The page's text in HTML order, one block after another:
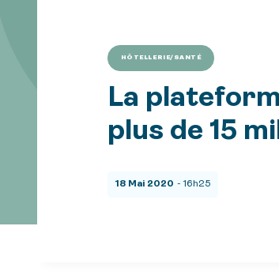
HÔTELLERIE/SANTÉ
La
plus de 15
18 Mai 2020 - 16h25